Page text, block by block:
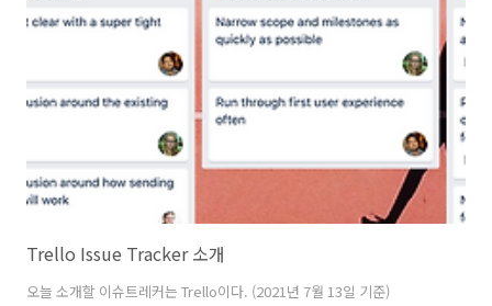
등등) Feature: 얼마나 다양한 기능들이 있는지..
Trello Issue Tracker 소개
오늘 소개할 이슈트레커는 Trello이다. (2021년 7월 13일 기준)